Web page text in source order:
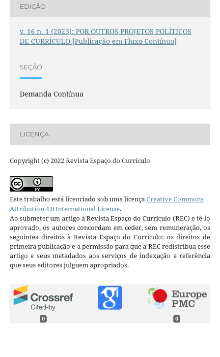
EDIÇÃO
v. 16 n. 1 (2023): POR OUTROS PROJETOS POLÍTICOS
DE CURRÍCULO [Publicação em Fluxo Contínuo]
SEÇÃO
Demanda Contínua
LICENÇA
Copyright (c) 2022 Revista Espaço do Currículo
Este trabalho está licenciado sob uma licença Creative Commons
Attribution 4.0 International License.
Ao submeter um artigo à Revista Espaço do Currículo (REC) e tê-lo
aprovado, os autores concordam em ceder, sem remuneração, os
seguintes direitos à Revista Espaço do Currículo: os direitos de
primeira publicação e a permissão para que a REC redistribua esse
artigo e seus metadados aos serviços de indexação e referência
que seus editores julguem apropriados.
0 0